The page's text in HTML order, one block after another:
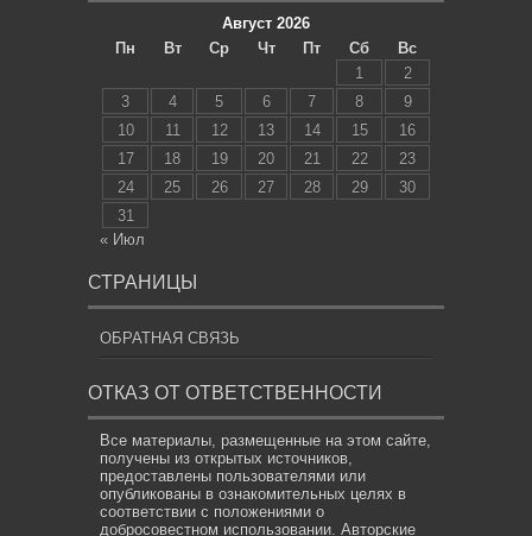
Август 2026
Пн
Вт Ср Чт Пт Сб
Вс
1
2
3
4 5 6 7 8
9
10
11 12 13 14 15
16
17
18 19 20 21 22
23
24
25 26 27 28 29
30
31
« Июл
СТРАНИЦЫ
ОБРАТНАЯ СВЯЗЬ
ОТКАЗ ОТ ОТВЕТСТВЕННОСТИ
Все материалы, размещенные на этом сайте,
получены из открытых источников,
предоставлены пользователями или
опубликованы в ознакомительных целях в
соответствии с положениями о
добросовестном использовании. Авторские